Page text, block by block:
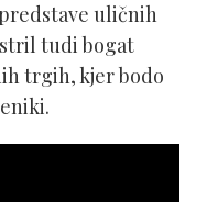
uličnih
tudi bogat
trgih, kjer bodo